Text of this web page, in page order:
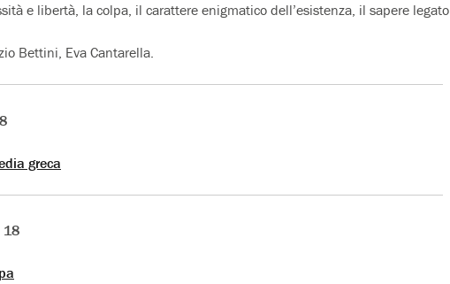
e libertà, la colpa, il carattere enigmatico dell’esistenza, il sapere legato
Bettini, Eva Cantarella.
greca
18